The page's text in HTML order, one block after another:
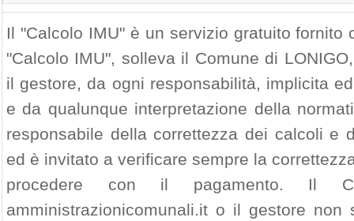
Il "Calcolo IMU" è un servizio gratuito
"Calcolo IMU", solleva il Comune di
il gestore, da ogni responsabilità, implicita
e da qualunque interpretazione della
responsabile della correttezza dei calcoli e
ed è invitato a verificare sempre la
procedere con il pagamento. Il
amministrazionicomunali.it o il gestore